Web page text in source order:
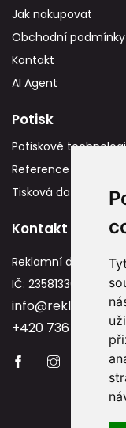
Jak nakupovat
Obchodní podmínky
Kontakt
AI Agent
Potisk
Potiskové
Reference
Tisková data
Kontakt
Reklamní dárky
IČ: 23581336
+420 736 787 715